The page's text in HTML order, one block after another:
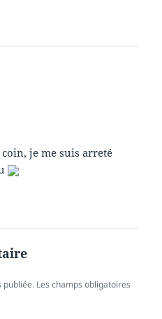
coin, je me suis arreté
publiée. Les champs obligatoires